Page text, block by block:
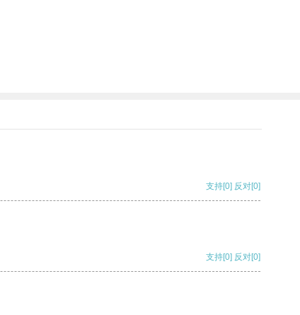
支持[0] 反对[0]
支持[0] 反对[0]